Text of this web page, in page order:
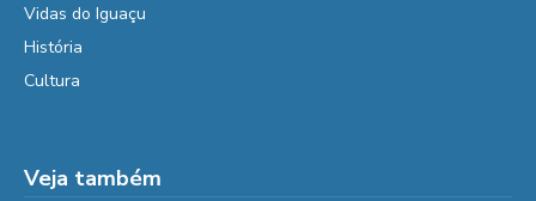
Vidas do Iguaçu
História
Cultura
Veja também